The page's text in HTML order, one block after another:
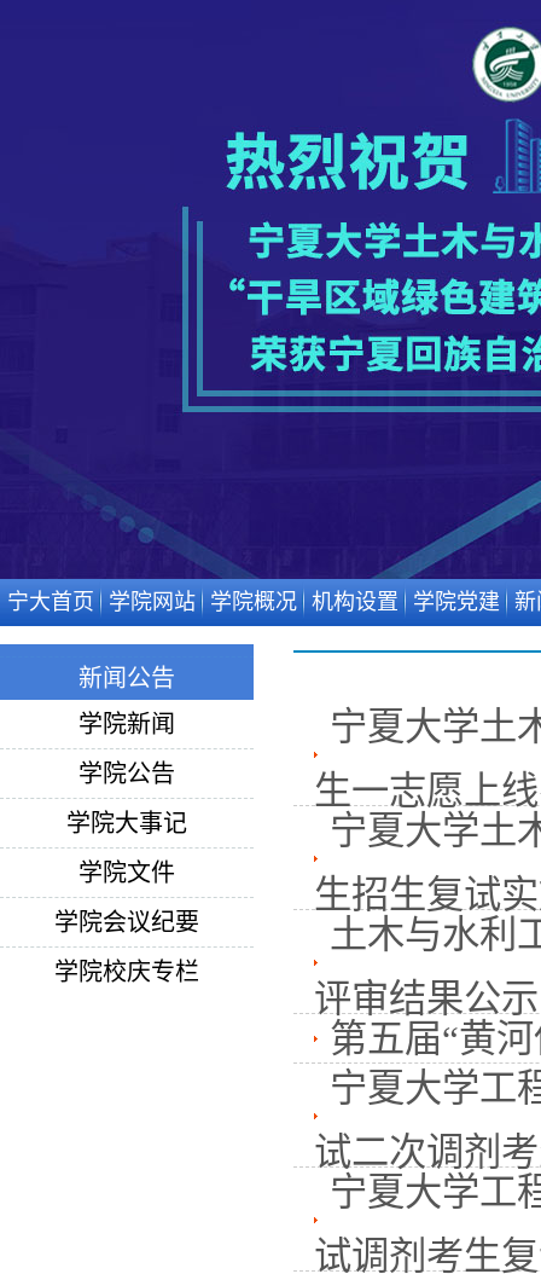
宁大首页 学院网站 学院概况 机构设置 学院党建 新
新闻公告
学院新闻
学院公告
学院大事记
学院文件
学院会议纪要
学院校庆专栏
宁夏大学土
生一志愿上
宁夏大学土
生招生复试
土木与水利
评审结果公示
第五届“黄
宁夏大学工
试二次调剂
宁夏大学工
试调剂考生